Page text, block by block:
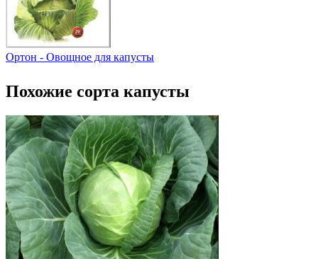
Ортон - Овощное для капусты
Похожие сорта капусты